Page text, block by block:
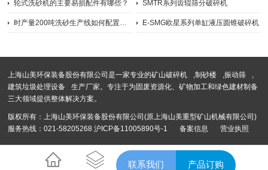
2024-08-27
轮式洗砂机的主要易损配件有哪些？
2023-05-20
SMTR系列齿辊筛分破碎机
2024-11-07
E-SMG欧星系列单缸液压圆锥破碎机
上海山美环保装备股份有限公司是一家专业的矿山破碎机 ,制砂楼 ,振动筛
建筑垃圾处理设备
生产厂家。专注于为固废资源化、矿物加工和绿色建材制备
三大领域提供整体解决方案。
版权所有：上海山美环保装备股份有限公司(原上海山美重型矿山机械有限公司)
服务热线：021-58205268沪ICP备11005890号-1 备案信息 营业执照
沪公网安备 31012002004476号
联系我们 产品订购